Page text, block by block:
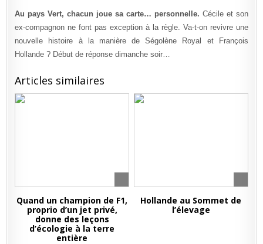
Au pays Vert, chacun joue sa carte… personnelle. Cécile et son
ex-compagnon ne font pas exception à la règle. Va-t-on revivre une
nouvelle histoire à la manière de Ségolène Royal et François
Hollande ? Début de réponse dimanche soir…
Articles similaires
Quand un champion de F1,
proprio d’un jet privé,
donne des leçons
d’écologie à la terre
entière
Hollande au Sommet de
l’élevage